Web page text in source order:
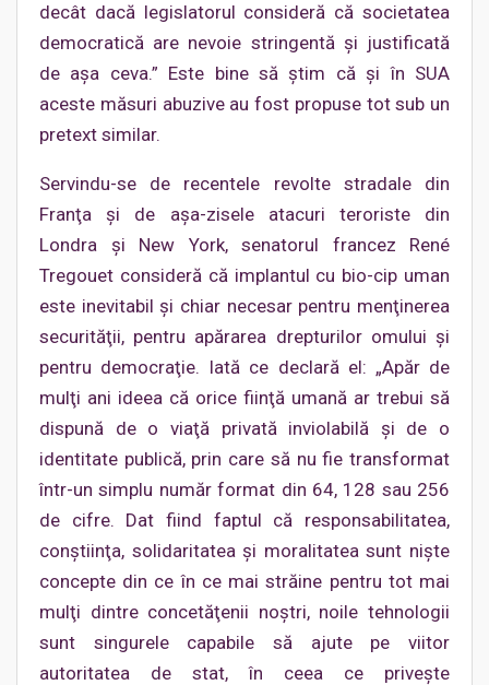
decât dacă legislatorul consideră că societatea
democratică are nevoie stringentă şi justificată
de aşa ceva.” Este bine să ştim că şi în SUA
aceste măsuri abuzive au fost propuse tot sub un
pretext similar.
Servindu-se de recentele revolte stradale din
Franţa şi de aşa-zisele atacuri teroriste din
Londra şi New York, senatorul francez René
Tregouet consideră că implantul cu bio-cip uman
este inevitabil şi chiar necesar pentru menţinerea
securităţii, pentru apărarea drepturilor omului şi
pentru democraţie. Iată ce declară el: „Apăr de
mulţi ani ideea că orice fiinţă umană ar trebui să
dispună de o viaţă privată inviolabilă şi de o
identitate publică, prin care să nu fie transformat
într-un simplu număr format din 64, 128 sau 256
de cifre. Dat fiind faptul că responsabilitatea,
conştiinţa, solidaritatea şi moralitatea sunt nişte
concepte din ce în ce mai străine pentru tot mai
mulţi dintre concetăţenii noştri, noile tehnologii
sunt singurele capabile să ajute pe viitor
autoritatea de stat, în ceea ce priveşte